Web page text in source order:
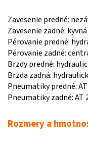
Zavesenie predné:
Zavesenie zadné:
Pérovanie predné:
Pérovanie zadné:
Brzdy predné:
Brzda zadná:
Pneumatiky predné:
Pneumatiky zadné: AT
Rozmery a